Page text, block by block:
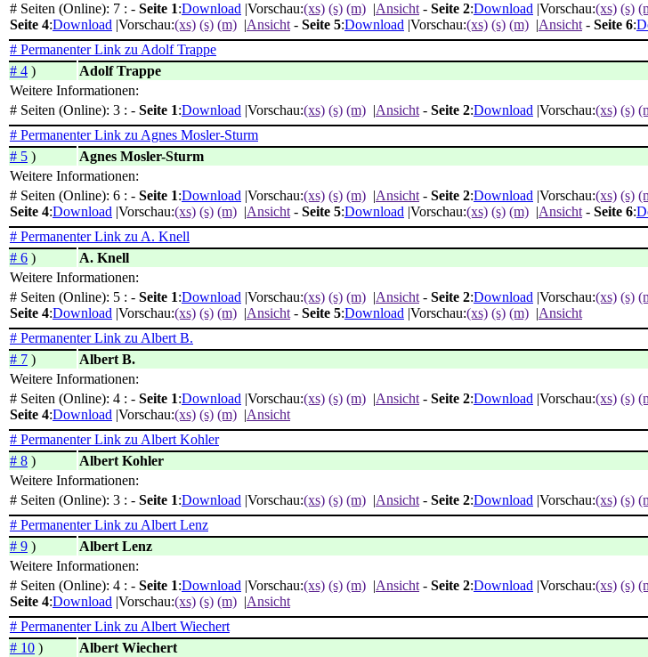
# Seiten (Online): 7 : - Seite 1:Download |Vorschau:(xs) (s) (m) |Ansicht - Seite 2:Download |Vorschau:(xs) (s)
Seite 4:Download |Vorschau:(xs) (s) (m) |Ansicht - Seite 5:Download |Vorschau:(xs) (s) (m) |Ansicht - Seite 6:
# Permanenter Link zu Adolf Trappe
# 4 ) Adolf Trappe
Weitere Informationen:
# Seiten (Online): 3 : - Seite 1:Download |Vorschau:(xs) (s) (m) |Ansicht - Seite 2:Download |Vorschau:(xs) (s)
# Permanenter Link zu Agnes Mosler-Sturm
# 5 ) Agnes Mosler-Sturm
Weitere Informationen:
# Seiten (Online): 6 : - Seite 1:Download |Vorschau:(xs) (s) (m) |Ansicht - Seite 2:Download |Vorschau:(xs) (s)
Seite 4:Download |Vorschau:(xs) (s) (m) |Ansicht - Seite 5:Download |Vorschau:(xs) (s) (m) |Ansicht - Seite 6:
# Permanenter Link zu A. Knell
# 6 ) A. Knell
Weitere Informationen:
# Seiten (Online): 5 : - Seite 1:Download |Vorschau:(xs) (s) (m) |Ansicht - Seite 2:Download |Vorschau:(xs) (s)
Seite 4:Download |Vorschau:(xs) (s) (m) |Ansicht - Seite 5:Download |Vorschau:(xs) (s) (m) |Ansicht
# Permanenter Link zu Albert B.
# 7 ) Albert B.
Weitere Informationen:
# Seiten (Online): 4 : - Seite 1:Download |Vorschau:(xs) (s) (m) |Ansicht - Seite 2:Download |Vorschau:(xs) (s)
Seite 4:Download |Vorschau:(xs) (s) (m) |Ansicht
# Permanenter Link zu Albert Kohler
# 8 ) Albert Kohler
Weitere Informationen:
# Seiten (Online): 3 : - Seite 1:Download |Vorschau:(xs) (s) (m) |Ansicht - Seite 2:Download |Vorschau:(xs) (s)
# Permanenter Link zu Albert Lenz
# 9 ) Albert Lenz
Weitere Informationen:
# Seiten (Online): 4 : - Seite 1:Download |Vorschau:(xs) (s) (m) |Ansicht - Seite 2:Download |Vorschau:(xs) (s)
Seite 4:Download |Vorschau:(xs) (s) (m) |Ansicht
# Permanenter Link zu Albert Wiechert
# 10 ) Albert Wiechert